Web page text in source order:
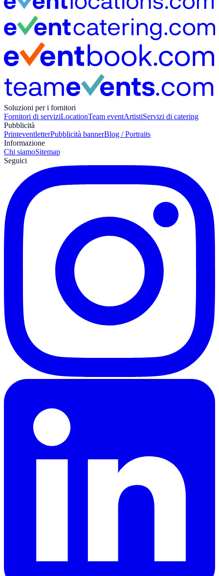
Soluzioni per i fornitori
Fornitori di serviziLocationTeam eventArtistiServizi di catering
Pubblicità
PrinteventletterPubblicità bannerBlog / Portraits
Informazione
Chi siamoSitemap
Seguici